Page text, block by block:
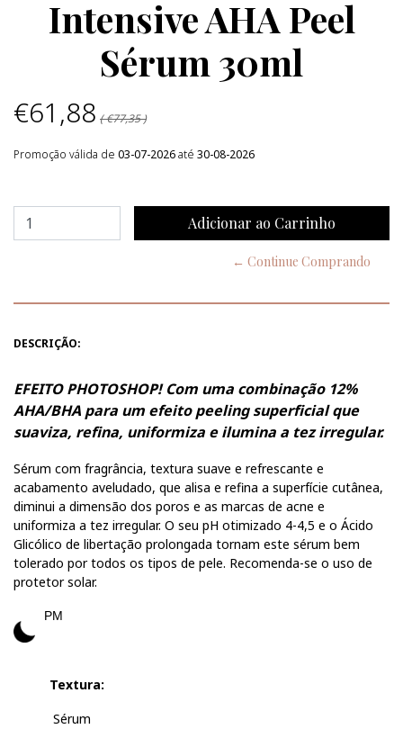
Intensive AHA Peel
Sérum 30ml
€61,88 ( €77,35 )
Promoção válida de 03-07-2026até 30-08-2026
← Continue Comprando
DESCRIÇÃO:
EFEITO PHOTOSHOP! Com uma combinação 12%
AHA/BHA para um efeito peeling superficial que
suaviza, refina, uniformiza e ilumina a tez irregular.
Sérum com fragrância, textura suave e refrescante e
acabamento aveludado, que alisa e refina a superfície cutânea,
diminui a dimensão dos poros e as marcas de acne e
uniformiza a tez irregular. O seu pH otimizado 4-4,5 e o Ácido
Glicólico de libertação prolongada tornam este sérum bem
tolerado por todos os tipos de pele. Recomenda-se o uso de
protetor solar.
PM
Textura:
Sérum